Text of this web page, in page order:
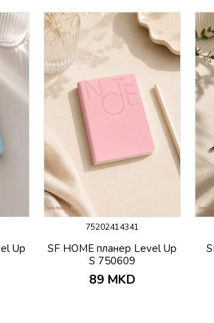
Up
75202414341
SF HOME планер Level Up
S 750609
89 MKD